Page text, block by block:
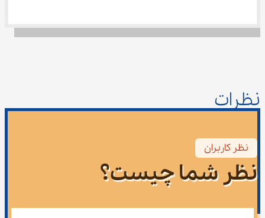
نظرات
نظر کاربران
نظر شما چیست؟